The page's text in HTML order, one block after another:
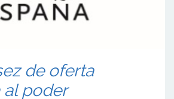
de oferta
al poder